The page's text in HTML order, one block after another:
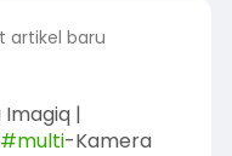
artikel baru
|
#multi-Kamera